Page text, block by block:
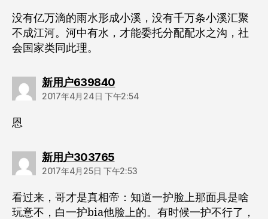
没有亿万滴的雨水形成小溪，没有千万条小溪汇聚
不成江河。河中有水，才能委托分配配水之沟，社
会国家类同此理。
新用户639840说：
2017年4月24日 下午2:54
恩
新用户303765说：
2017年4月25日 下午2:53
看过来，哥才是真相帝：知道一护脸上那面具是啥
玩意不，白一护bia他脸上的。有时候一护不行了，